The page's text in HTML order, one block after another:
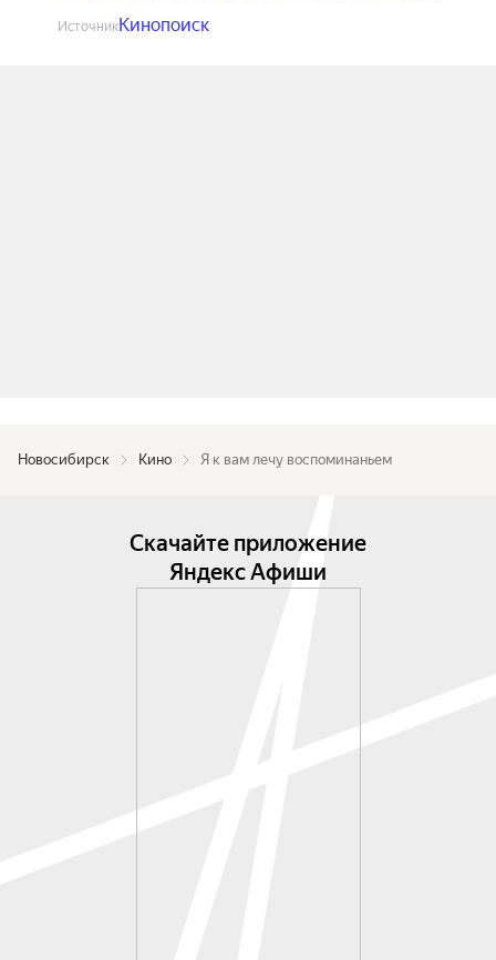
ИсточникКинопоиск
Новосибирск Кино Я к вам лечу воспоминаньем
Скачайте приложение
Яндекс Афиши